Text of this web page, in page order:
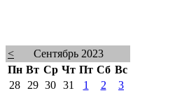
<
Сентябрь 2023
Пн Вт Ср Чт Пт Сб Вс
28
29 30 31 1 2
3